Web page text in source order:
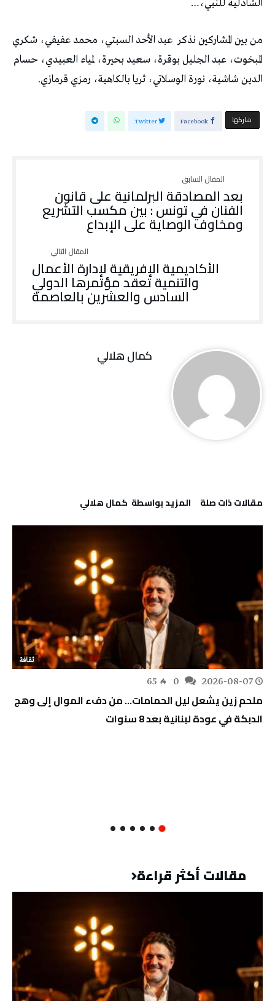
‬الشاذلية‭ ‬للنبي،‭…‬
من‭ ‬بين‭ ‬المشاركين‭ ‬نذكر‭
‬الدين‭ ‬شاشية،‭ ‬نورة‭ ‬الوسلاتي،‭ ‬ثريا‭ ‬بالكاهية،‭ ‬رمزي‭ ‬قرمازي‭.‬
‫‫ شاركها‬ Facebook
Twitter
‬ومخاوف‭ ‬الوصاية‭ ‬على‭ ‬الإبداع
الأكاديمية الإفريقية لإدارة الأعمال
والتنمية تعقد مؤتمرها الدولي
السادس والعشرين بالعاصمة
كمال هلالي
‫مقالات ذات صلة‬ ‫‫المزيد بواسطة‬ ‬ كمال هلالي
ثقافة
2026-08-07
65
ملحم زين يشعل ليل الحمامات… من دفء الموال إلى وهج
الدبكة في عودة لبنانية بعد 8 سنوات
مقالات أكثر قراءة